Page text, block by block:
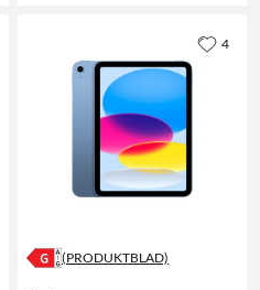
(PRODUKTBLAD)
4